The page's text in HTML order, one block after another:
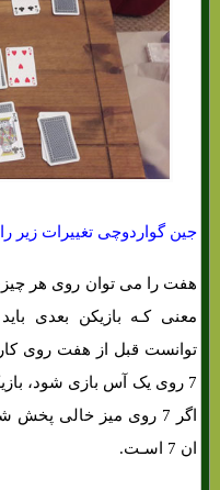
جین گواردوچی تغییرات زیر
هفت را می توان روی هر
معنی کـه بازیکن بعدی
توانست قبل از هفت روی
7 روی یک آس بازی شود،
اگر 7 روی میز خالی
ان 7 اسـت.